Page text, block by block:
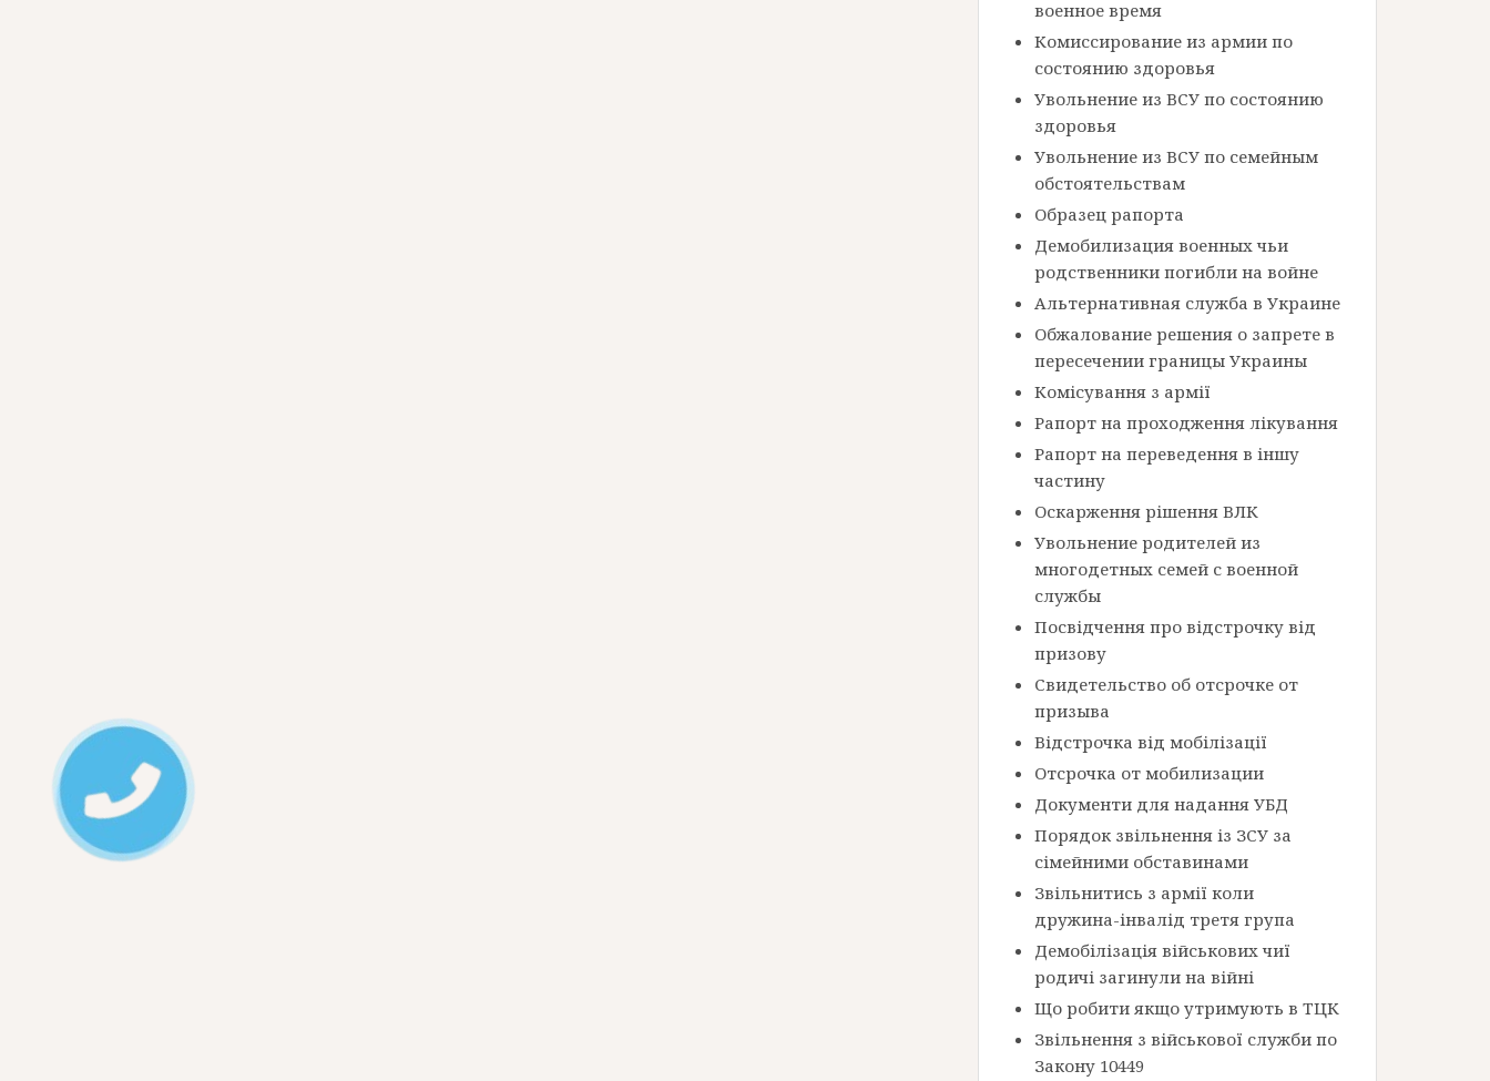
военное время
Комиссирование из армии по
состоянию здоровья
Увольнение из ВСУ по состоянию
здоровья
Увольнение из ВСУ по семейным
обстоятельствам
Образец рапорта
Демобилизация военных чьи
родственники погибли на войне
Альтернативная служба в Украине
Обжалование решения о запрете в
пересечении границы Украины
Комісування з армії
Рапорт на проходження лікування
Рапорт на переведення в іншу
частину
Оскарження рішення ВЛК
Увольнение родителей из
многодетных семей с военной
службы
Посвідчення про відстрочку від
призову
Свидетельство об отсрочке от
призыва
Відстрочка від мобілізації
Отсрочка от мобилизации
Документи для надання УБД
Порядок звільнення із ЗСУ за
сімейними обставинами
Звільнитись з армії коли
дружина-інвалід третя група
Демобілізація військових чиї
родичі загинули на війні
Що робити якщо утримують в ТЦК
Звільнення з військової служби по
Закону 10449